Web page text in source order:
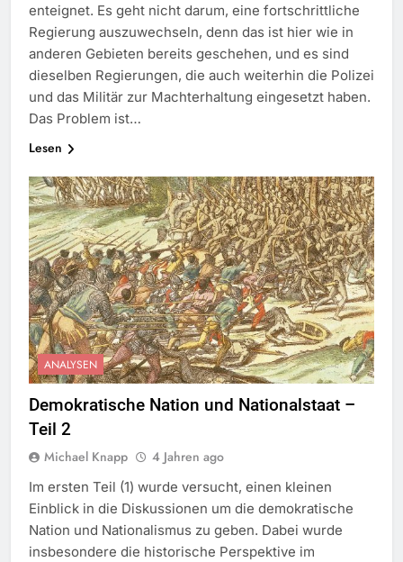
enteignet. Es geht nicht darum, eine fortschrittliche
Regierung auszuwechseln, denn das ist hier wie in
anderen Gebieten bereits geschehen, und es sind
dieselben Regierungen, die auch weiterhin die Polizei
und das Militär zur Machterhaltung eingesetzt haben.
Das Problem ist…
Lesen
ANALYSEN
Demokratische Nation und Nationalstaat –
Teil 2
Michael Knapp 4 Jahren ago
Im ersten Teil (1) wurde versucht, einen kleinen
Einblick in die Diskussionen um die demokratische
Nation und Nationalismus zu geben. Dabei wurde
insbesondere die historische Perspektive im